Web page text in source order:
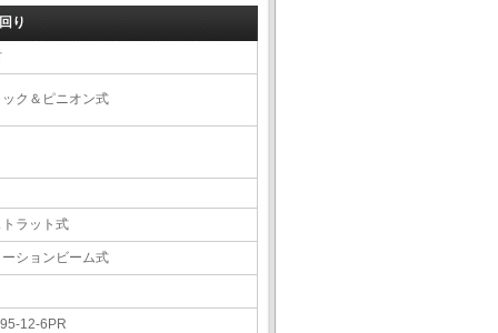
り
ク＆ピニオン式
ラット式
ションビーム式
12-6PR